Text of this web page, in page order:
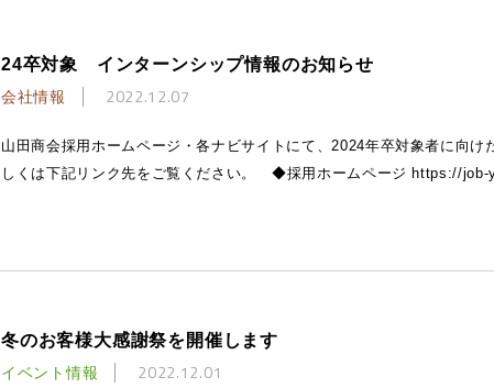
24卒対象 インターンシップ情報のお知らせ
会社情報 2022.12.07
山田商会採用ホームページ・各ナビサイトにて、2024年卒対象者に向
しくは下記リンク先をご覧ください。 ◆採用ホームページ https://
冬のお客様大感謝祭を開催します
イベント情報 2022.12.01